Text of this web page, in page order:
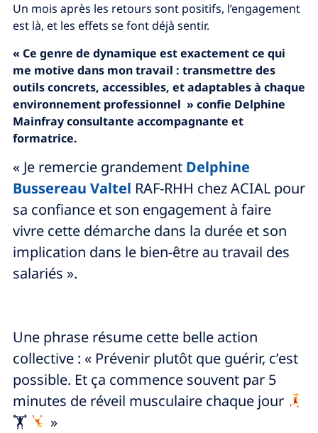
Un mois après les retours sont positifs, l’engagement
est là, et les effets se font déjà sentir.
« Ce genre de dynamique est exactement ce qui
me motive dans mon travail : transmettre des
outils concrets, accessibles, et adaptables à chaque
environnement professionnel » confie Delphine
Mainfray consultante accompagnante et
formatrice.
« Je remercie grandement Delphine
Bussereau Valtel RAF-RHH chez ACIAL pour
sa confiance et son engagement à faire
vivre cette démarche dans la durée et son
implication dans le bien-être au travail des
salariés ».
Une phrase résume cette belle action
collective : « Prévenir plutôt que guérir, c’est
possible. Et ça commence souvent par 5
minutes de réveil musculaire chaque jour
🏋
»